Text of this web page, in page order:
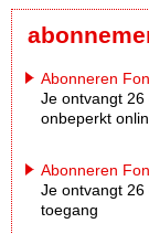
Abonneren
Je ontvangt 26
onbeperkt
Abonneren
Je ontvangt
toegang